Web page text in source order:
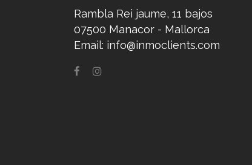
Rambla Rei jaume, 11 bajos
07500 Manacor - Mallorca
Email: info@inmoclients.com